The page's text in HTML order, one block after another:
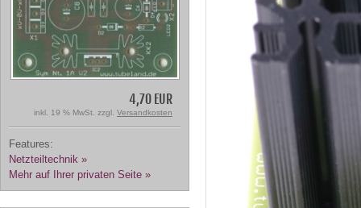
4,70 EUR
inkl. 19 % MwSt. zzgl. Versandkosten
Features:
Netzteiltechnik »
Mehr auf Ihrer privaten Seite »